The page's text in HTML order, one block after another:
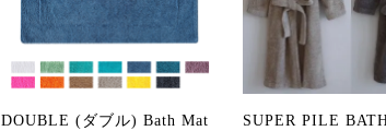
DOUBLE (ダブル) Bath Mat
SUPER PILE